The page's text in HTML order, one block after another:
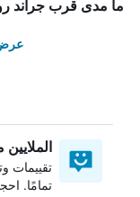
ما مدى قرب جراند
عرض
تقييمات
تمامًا.